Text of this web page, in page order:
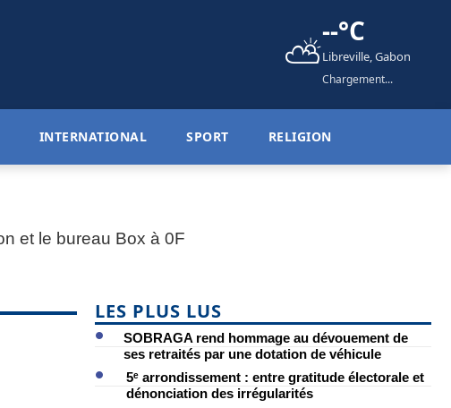
⛅--°C
Libreville, Gabon
Chargement...
INTERNATIONAL SPORT RELIGION
LES PLUS LUS
SOBRAGA rend hommage au dévouement de
ses retraités par une dotation de véhicule
5ᵉ arrondissement : entre gratitude électorale et
dénonciation des irrégularités